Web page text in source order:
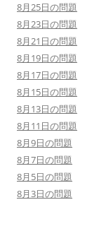
8月25日の問題
8月23日の問題
8月21日の問題
8月19日の問題
8月17日の問題
8月15日の問題
8月13日の問題
8月11日の問題
8月9日の問題
8月7日の問題
8月5日の問題
8月3日の問題